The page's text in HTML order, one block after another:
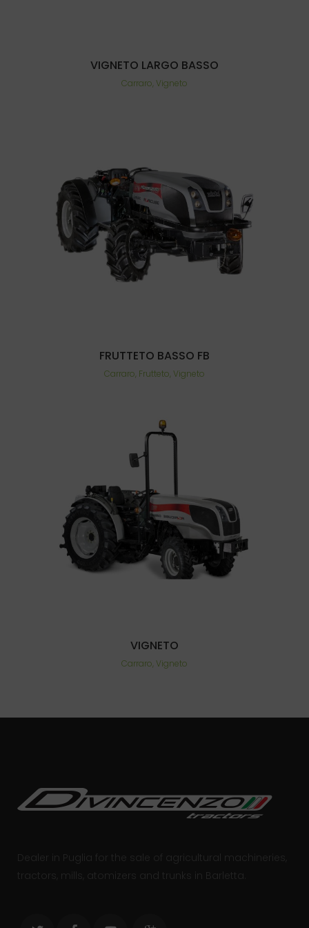
VIGNETO LARGO BASSO
Carraro, Vigneto
FRUTTETO BASSO FB
Carraro, Frutteto, Vigneto
VIGNETO
Carraro, Vigneto
Dealer in Puglia for the sale of agricultural machineries,
tractors, mills, atomizers and trunks in Barletta.